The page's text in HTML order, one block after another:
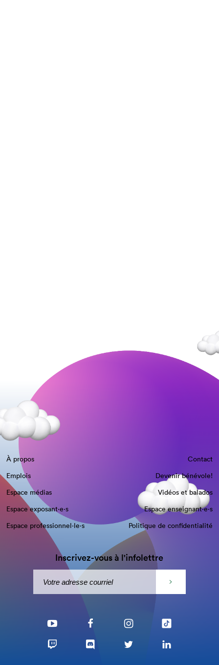
À propos
Contact
Emplois
Devenir bénévole!
Espace médias
Vidéos et balados
Espace exposant·e⋅s
Espace enseignant·e⋅s
Espace professionnel·le⋅s
Politique de confidentialité
Inscrivez-vous à l'infolettre